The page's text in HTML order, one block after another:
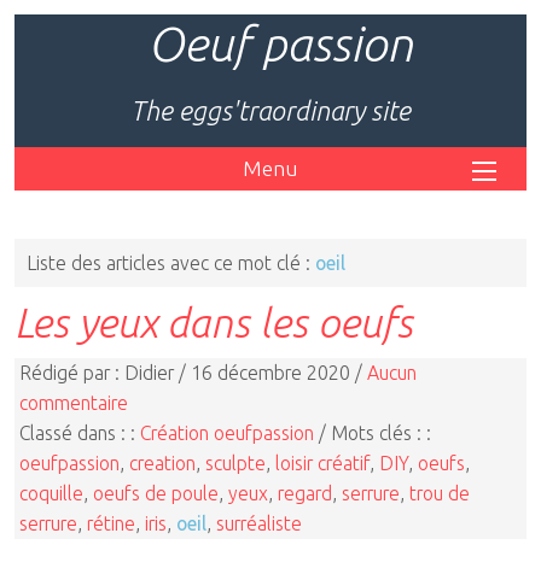
Oeuf passion
The eggs'traordinary site
Menu
Liste des articles avec ce mot clé : oeil
Les yeux dans les oeufs
Rédigé par : Didier / 16 décembre 2020 / Aucun
commentaire
Classé dans : : Création oeufpassion / Mots clés : :
oeufpassion creation sculpte loisir créatif, DIY, oeufs
coquille oeufs de poule yeux regard serrure trou de
serrure rétine iris oeil surréaliste